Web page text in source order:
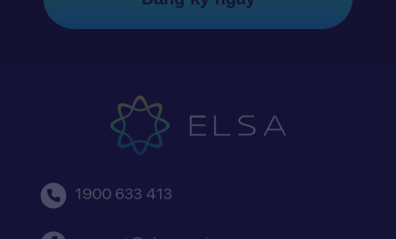
1900 633 413